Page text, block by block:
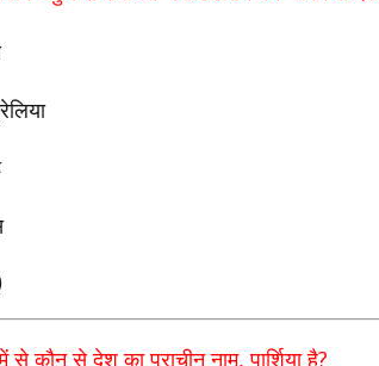
से कौन से देश का प्राचीन नाम,पार्शिया है?